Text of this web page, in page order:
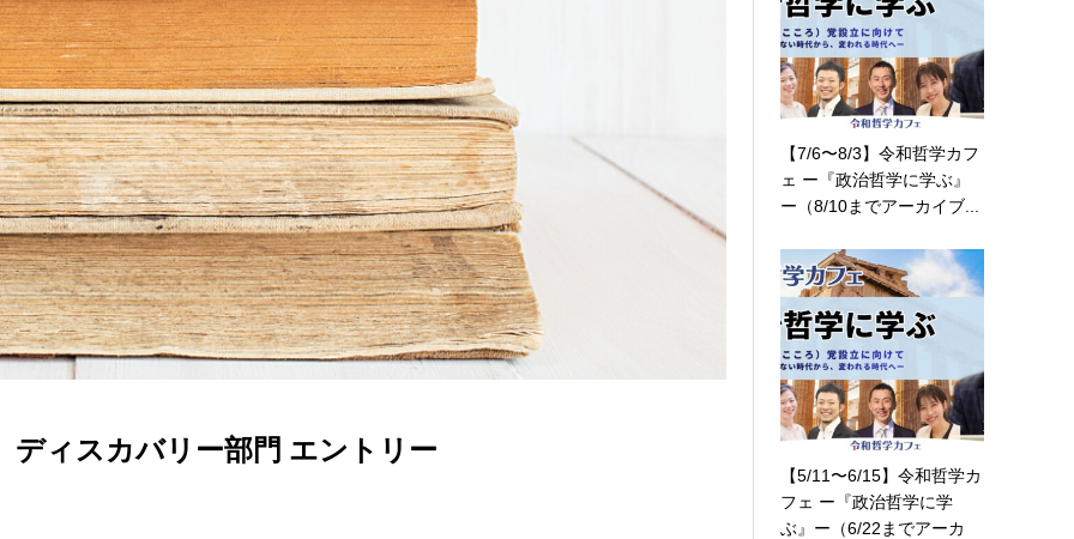
ディスカバリー部門 エントリー
【7/6〜8/3】令和哲学カフ
ェ ー『政治哲学に学ぶ』
ー（8/10までアーカイブ...
【5/11〜6/15】令和哲学カ
フェ ー『政治哲学に学
ぶ』ー（6/22までアーカ